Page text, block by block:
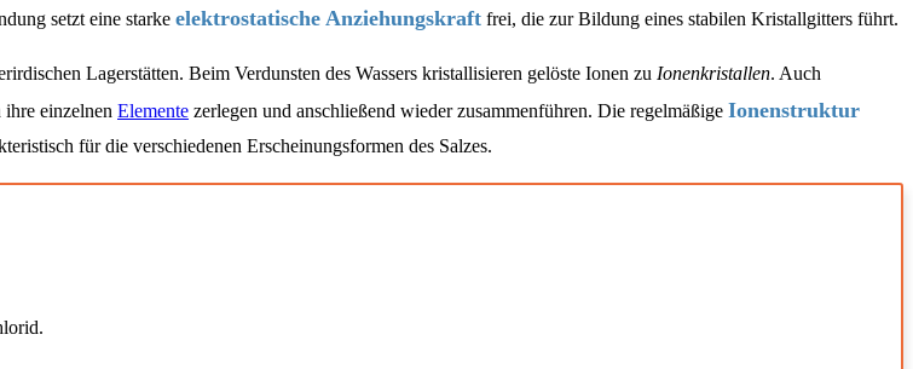
setzt eine starke elektrostatische Anziehungskraft frei, die zur Bildung eines stabilen Kristallgitters führt.
Lagerstätten. Beim Verdunsten des Wassers kristallisieren gelöste Ionen zu Ionenkristallen. Auch
ihre einzelnen Elemente zerlegen und anschließend wieder zusammenführen. Die regelmäßige Ionenstruktur
für die verschiedenen Erscheinungsformen des Salzes.